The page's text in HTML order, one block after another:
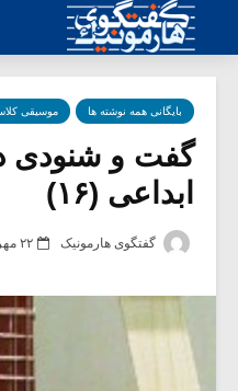
بایگانی همه نوشته ها موسیقی
گفت و شنودی
ابداعی (۱۶)
گفتگوی هارمونیک ۲۲ مهر ۱۳۹۳